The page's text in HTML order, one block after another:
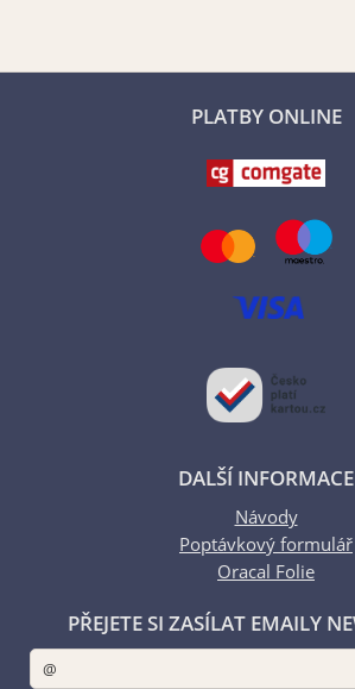
PLATBY ONLINE
DALŠÍ INFORMACE
Návody
Poptávkový formulář
Oracal Folie
PŘEJETE SI ZASÍLAT EMAILY